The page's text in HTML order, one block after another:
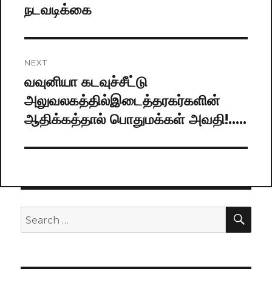
post:
நடவடிக்கை
NEXT
Next
post:
வவுனியா கடவுச்சீட்டு
அலுவலகத்தில்இடைத்தரகர்களின்
ஆதிக்கத்தால் பொதுமக்கள் அவதி!…..
Search
for: